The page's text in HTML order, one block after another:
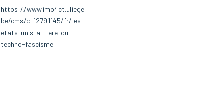
https://www.imp4ct.uliege.
be/cms/c_12791145/fr/les-
etats-unis-a-l-ere-du-
techno-fascisme